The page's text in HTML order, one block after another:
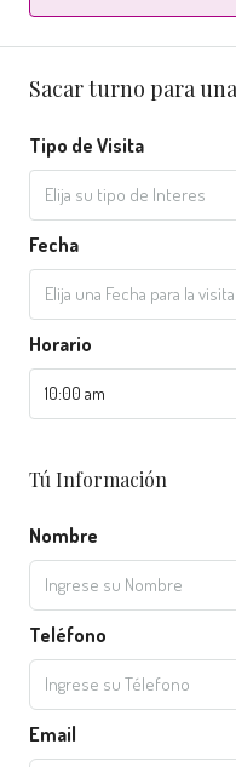
Sacar turno para
Tipo de Visita
Elija su tipo de Interes
Fecha
Elija una Fecha para la visita
Horario
10:00 am
Tú Información
Nombre
Teléfono
Email